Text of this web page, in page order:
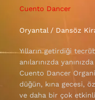
Cuento Dancer
Oryantal / Dansöz
Yılların getirdiği
anılarınızda
Cuento Dancer
düğün, kına gecesi,
ve daha bir çok